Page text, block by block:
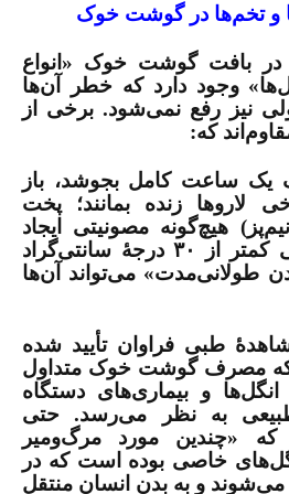
در بافت گوشت خوک «انواع
وجود دارد که خطر آن‌ها
نیز رفع نمی‌شود. برخی از
که:
ساعت کامل بجوشد، باز
زنده بمانند؛ پخت
هیچ‌گونه مصونیتی ایجاد
نمی‌کند؛ تنها «یخ‌زدگی کمتر از ۳۰ درجۀ سانتی‌گراد
طولانی‌مدت» می‌تواند آن‌ها
طبی فراوان تأیید شده
مصرف گوشت خوک متداول
انگل‌ها و بیماری‌های دستگاه
به نظر می‌رسد. حتی
«چندین مورد مرگ‌ومیر
خاصی بوده است که در
و به بدن انسان منتقل